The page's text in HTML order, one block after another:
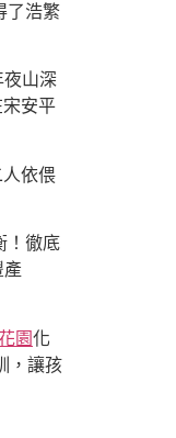
了浩繁
夜山深
安平
依偎
！徹底
產
園化
，讓孩